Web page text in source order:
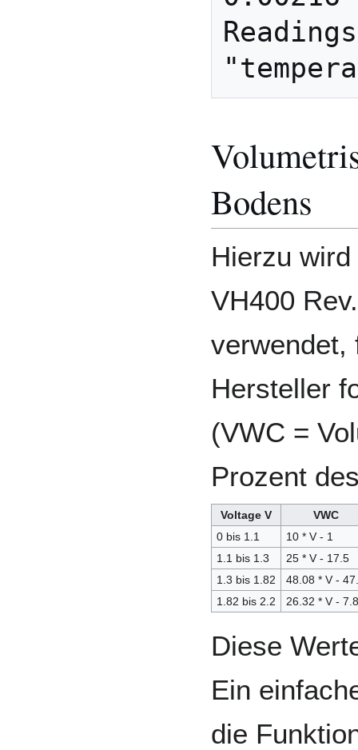
Bodens
Hierzu
VH400
verwendet,
Hersteller
(VWC =
Prozent
Voltage V
VWC
0 bis 1.1
10 * V - 1
1.1 bis 1.3
25 * V - 17.5
1.3 bis 1.82
48.08 * V -
1.82 bis 2.2
26.32 * V -
Diese
Ein
die